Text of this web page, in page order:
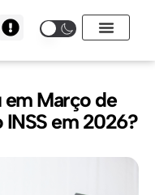
Março de
em 2026?